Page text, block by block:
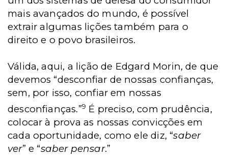
mais avançados do mundo, é possível
extrair algumas lições também para o
direito e o povo brasileiros.
Válida, aqui, a lição de Edgard Morin, de que
devemos “desconfiar de nossas confianças,
sem, por isso, confiar em nossas
desconfianças.”9 É preciso, com prudência,
colocar à prova as nossas convicções em
cada oportunidade, como ele diz, “saber
ver” e “saber pensar.”